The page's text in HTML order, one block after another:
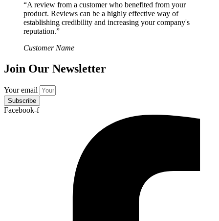
“A review from a customer who benefited from your
product. Reviews can be a highly effective way of
establishing credibility and increasing your company's
reputation.”
Customer Name
Join Our Newsletter
Your email
Subscribe
Facebook-f